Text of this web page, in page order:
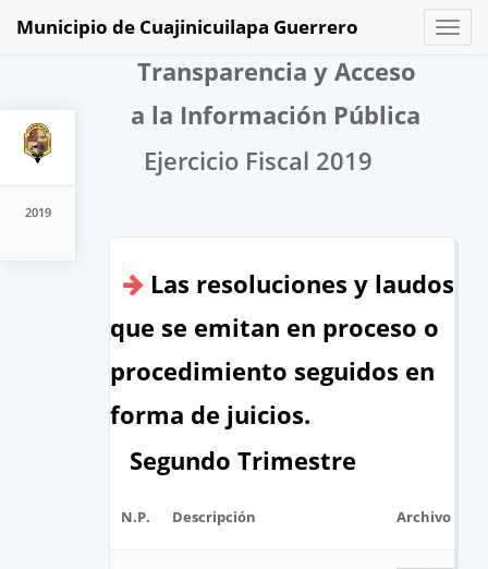
2019
Toggle
Municipio de Cuajinicuilapa Guerrero
Transparencia y Acceso
a la Información Pública
Ejercicio Fiscal 2019
Las resoluciones y laudos
que se emitan en proceso o
procedimiento seguidos en
forma de juicios.
Segundo Trimestre
N.P. Descripción Archivo